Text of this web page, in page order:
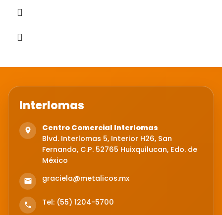
Interlomas
Centro Comercial Interlomas
Blvd. Interlomas 5, Interior H26, San
Fernando, C.P. 52765 Huixquilucan, Edo. de
México
graciela@metalicos.mx
Tel: (55) 1204-5700